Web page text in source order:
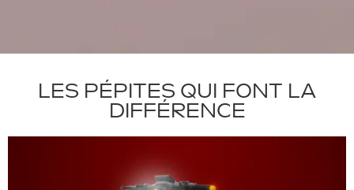
LES PÉPITES QUI FONT LA
DIFFÉRENCE